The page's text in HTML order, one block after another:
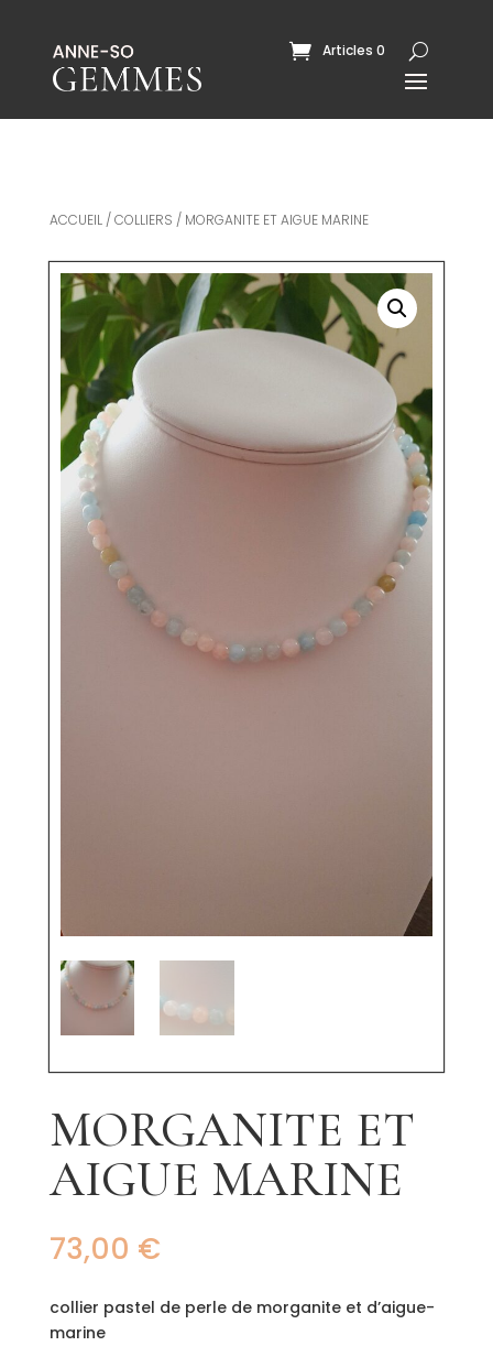
Articles 0
ACCUEIL/COLLIERS / MORGANITE ET AIGUE MARINE
MORGANITE ET
AIGUE MARINE
73,00 €
collier pastel de perle de morganite et d’aigue-
marine